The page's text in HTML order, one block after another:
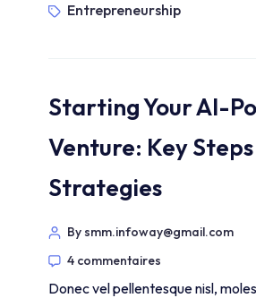
Entrepreneurship
Starting Your AI-
Venture: Key
Strategies
By smm.infoway@gmail.com
4 commentaires
Donec vel pellentesque nisl,